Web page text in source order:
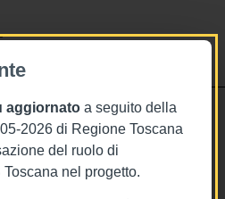
aggiornato a seguito della
2026 di Regione Toscana
del ruolo di
nel progetto.
gli articoli relativi